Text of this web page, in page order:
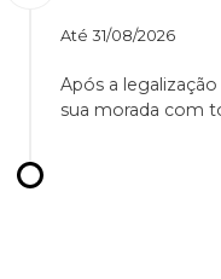
Até 31/08/2026
Após a
sua morada com